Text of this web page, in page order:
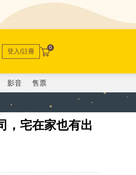
登入/註冊 0
影音 售票
，宅在家也有出